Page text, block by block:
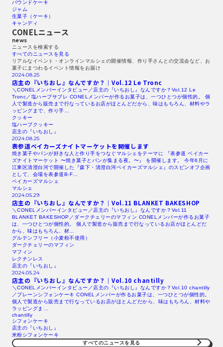
パウンドケーキ
ジャム
生菓子（ケーキ）
キャンディ
CONELニュース
news
ニュースを検索する​
すべてのニュースを見る​
リアルなイベント・オンラインマルシェの開催情報、作り手さんとの交流会など、お
菓子にまつわるイベント情報をお届け
2024.08.25
店主の『いちおし』なんですか？｜Vol.12 Le Tronc
＼CONELメンバーインタビュー／店主の『いちおし』なんですか？Vol.12 Le
Tronc／塩ハーブサブレ CONELメンバーが作るお菓子は、一つひとつが個性的。 個
人で製造から販売まで行なっているお店がほとんどだから、味はもちろん、材料やラ
ッピングまで、作り手…
クッキー
塩ハーブクッキー
店主の『いちおし』
2024.08.25
表参道ベイカーズナイトマーケットを開催します
焼き菓子やパンが好きな人と作り手をつなぐマルシェをテーマに 『表参道 ベイカー
ズナイトマーケット 〜焼き菓子とパンが集まる夜。〜』 を開催します。 今年6月に
江東区清澄白河で開催した『森下・清澄白河ベイカーズマルシェ』のスピンオフ企画
として、会場を表参道B-F…
ベイカーズマルシェ
マルシェ
2024.05.29
店主の『いちおし』なんですか？｜Vol.11 BLANKET BAKESHOP
＼CONELメンバーインタビュー／店主の『いちおし』なんですか？Vol.11
BLANKET BAKESHOP／ダークチェリーのマフィン CONELメンバーが作るお菓子
は、一つひとつが個性的。 個人で製造から販売まで行なっているお店がほとんどだ
から、味はもちろん、材…
グルテンフリー（小麦粉不使用）
ダークチェリーのマフィン
マフィン
レクチンレス
店主の『いちおし』
2024.05.24
店主の『いちおし』なんですか？｜Vol.10 chantilly
＼CONELメンバーインタビュー／店主の『いちおし』なんですか？Vol.10 chantilly
／プレーンシフォンケーキ CONELメンバーが作るお菓子は、一つひとつが個性的。
個人で製造から販売まで行なっているお店がほとんどだから、味はもちろん、材料や
ラッピングま…
chantilly
シフォンケーキ
店主の『いちおし』
米粉シフォンケーキ
すべてのニュースを見る​